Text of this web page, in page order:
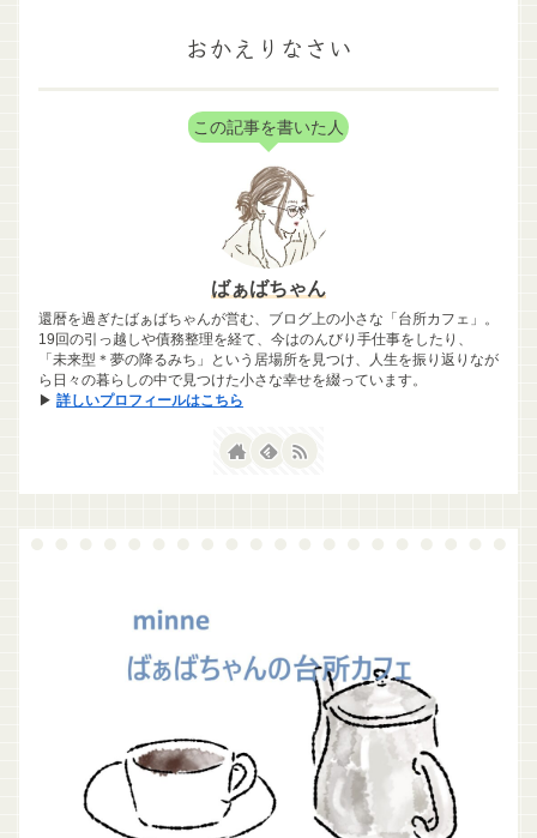
おかえりなさい
この記事を書いた人
ばぁばちゃん
還暦を過ぎたばぁばちゃんが営む、ブログ上の小さな「台所カフェ」。
19回の引っ越しや債務整理を経て、今はのんびり手仕事をしたり、
「未来型＊夢の降るみち」という居場所を見つけ、人生を振り返りなが
ら日々の暮らしの中で見つけた小さな幸せを綴っています。
▶ 詳しいプロフィールはこちら